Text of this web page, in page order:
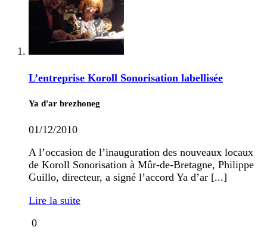
L’entreprise Koroll Sonorisation labellisée
Ya d'ar brezhoneg
01/12/2010
A l’occasion de l’inauguration des nouveaux locaux
de Koroll Sonorisation à Mûr-de-Bretagne, Philippe
Guillo, directeur, a signé l’accord Ya d’ar [...]
Lire la suite
0